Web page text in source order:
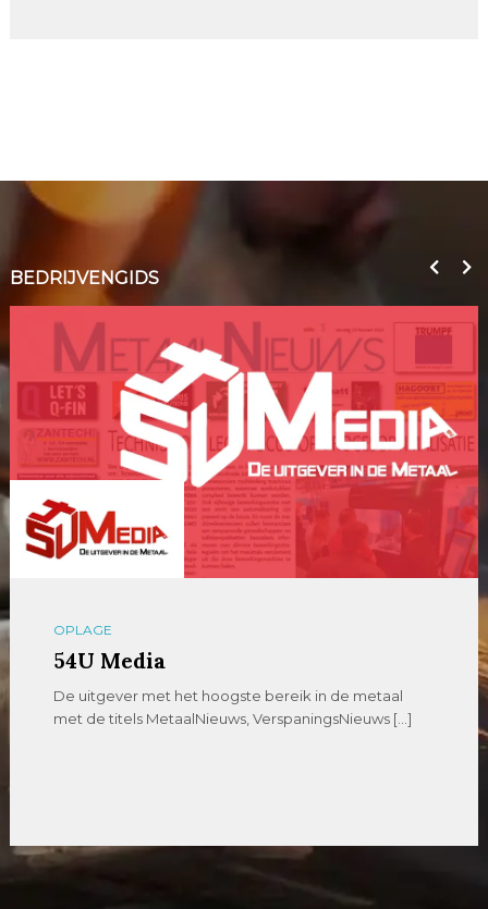
BEDRIJVENGIDS
OPLAGE
54U Media
De uitgever met het hoogste bereik in de metaal
met de titels MetaalNieuws, VerspaningsNieuws […]